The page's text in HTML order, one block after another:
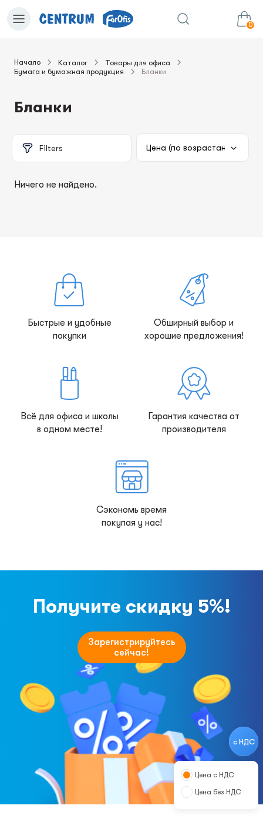
0
в корзину
Начало Каталог
Товары для офиса
Бумага и бумажная продукция
Бланки
Бланки
Filters
Ничего не найдено.
с НДС
Цена с НДС
Цена без НДС
Быстрые и удобные
покупки
Обширный выбор и
хорошие предложения!
Всё для офиса и школы
в одном месте!
Гарантия качества от
производителя
Сэкономь время
покупая у нас!
Получите скидку 5%!
Зарегистрируйтесь
сейчас!